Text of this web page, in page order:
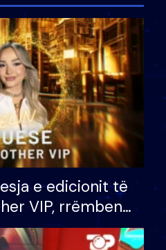
e edicionit të
VIP, rrëmben
100 mijë eurosh